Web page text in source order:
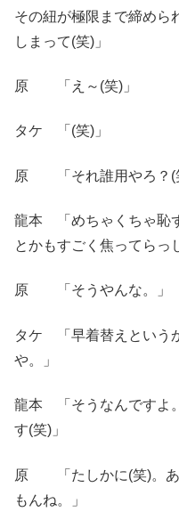
その紐が極限まで締めら
しまって(笑)」
原 「え～(笑)」
タケ 「(笑)」
原 「それ誰用やろ？(
龍本 「めちゃくちゃ恥
とかもすごく焦ってらっ
原 「そうやんな。」
タケ 「早着替えという
や。」
龍本 「そうなんですよ
す(笑)」
原 「たしかに(笑)。あ
もんね。」